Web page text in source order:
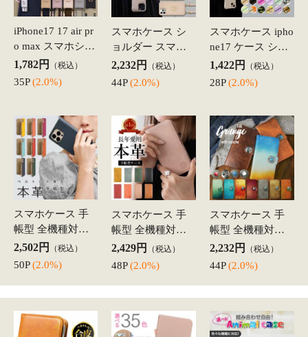
当店オススメのキーワード
本革ケース 合皮レザー